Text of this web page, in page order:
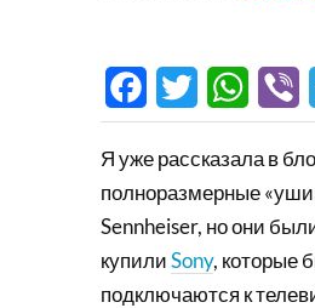
FacebookTwitter
Я уже рассказала в
полноразмерные
Sennheiser, но они
купилиSony, которые
подключаются к